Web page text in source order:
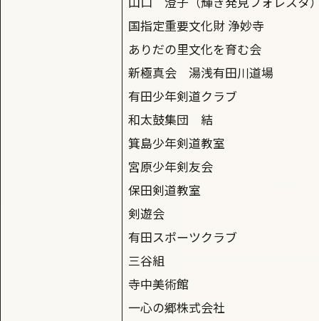
国指定重要文化財 浄妙寺
ありだの里文化を育む会
新極真会 湯浅有田川道場
有田少年剣道クラブ
和太鼓集団 結
箕島少年剣道教室
宮原少年剣友会
保田剣道教室
剣遊会
有田スポーツクラブ
三谷組
寺中美術館
一心の郷株式会社